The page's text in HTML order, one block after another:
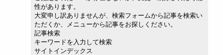
性があります。
大変申し訳ありませんが、検索フォームから記事を検索い
ただくか、メニューから記事をお探しください。
記事検索
キーワードを入力して検索
サイトインデックス